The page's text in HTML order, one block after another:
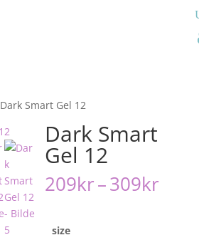
Dark Smart Gel 12
Dark Smart
Gel 12
209kr–309kr
size